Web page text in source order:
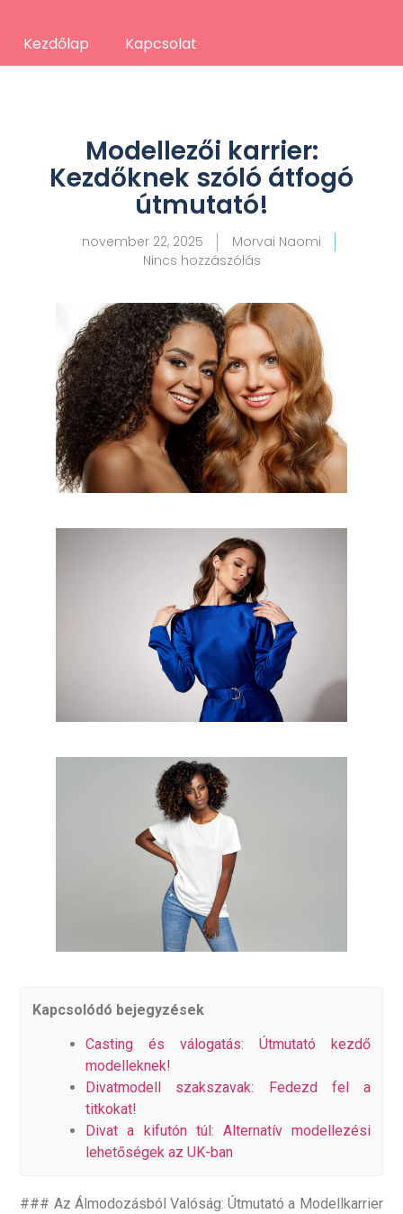
Kezdőlap Kapcsolat
Modellezői karrier:
Kezdőknek szóló átfogó
útmutató!
november 22, 2025
Morvai Naomi
Nincs hozzászólás
Kapcsolódó bejegyzések
Casting és válogatás: Útmutató kezdő
modelleknek!
Divatmodell szakszavak: Fedezd fel a
titkokat!
Divat a kifutón túl: Alternatív modellezési
lehetőségek az UK-ban
### Az Álmodozásból Valóság: Útmutató a Modellkarrier